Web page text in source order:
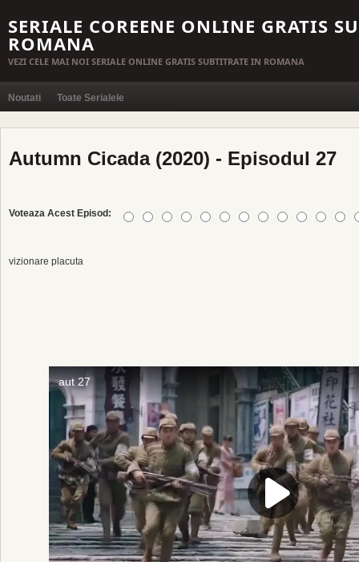
SERIALE COREENE ONLINE GRATIS
ROMANA
VEZI CELE MAI NOI SERIALE ONLINE GRATIS SUBTITRATE IN ROMANA
Noutati Toate Serialele
Autumn Cicada (2020) - Episodul 27
Voteaza Acest Episod:
vizionare placuta